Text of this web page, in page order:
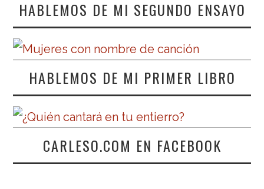
HABLEMOS DE MI SEGUNDO ENSAYO
HABLEMOS DE MI PRIMER LIBRO
CARLESO.COM EN FACEBOOK